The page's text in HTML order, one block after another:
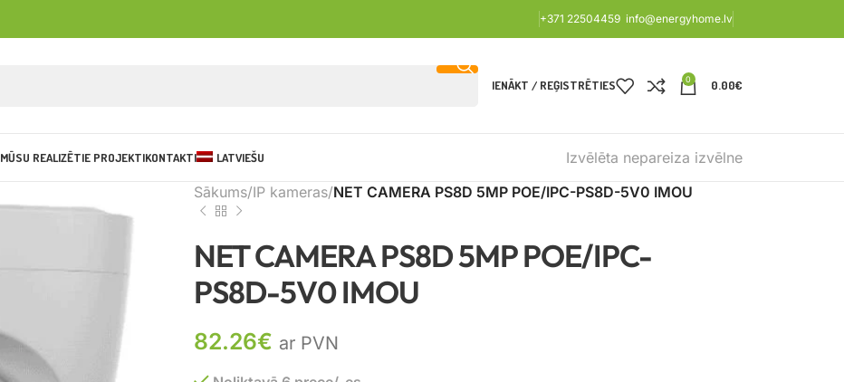
+371 22504459 info@energyhome.lv
IENĀKT / REĢISTRĒTIES 0 0.00€
MŪSU REALIZĒTIE PROJEKTIKONTAKTI LATVIEŠU Izvēlēta nepareiza izvēlne
Sākums IP kameras NET CAMERA PS8D 5MP POE/IPC-PS8D-5V0 IMOU
NET CAMERA PS8D 5MP POE/IPC-
PS8D-5V0 IMOU
82.26€ ar PVN